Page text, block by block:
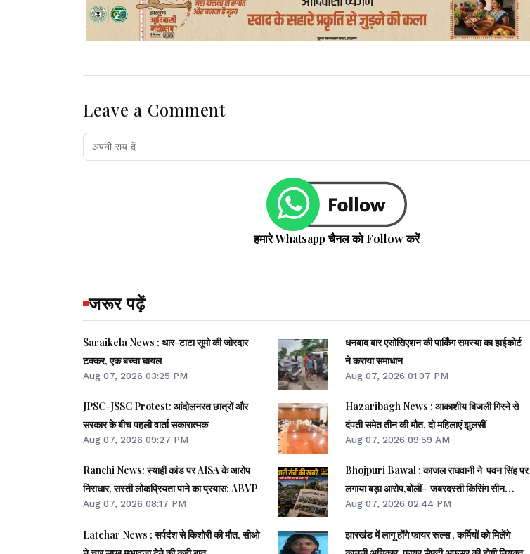
Leave a Comment
हमारे Whatsapp चैनल को Follow करें
जरूर पढ़ें
Saraikela News : थार-टाटा सूमो की जोरदार
टक्कर, एक बच्चा घायल
Aug 07, 2026 03:25 PM
JPSC-JSSC Protest: आंदोलनरत छात्रों और
सरकार के बीच पहली वार्ता सकारात्मक
Aug 07, 2026 09:27 PM
Ranchi News: स्याही कांड पर AISA के आरोप
निराधार, सस्ती लोकप्रियता पाने का प्रयास: ABVP
Aug 07, 2026 08:17 PM
Latehar News : सर्पदंश से किशोरी की मौत, सीओ
धनबाद बार एसोसिएशन की पार्किंग समस्या का हाईकोर्ट
ने कराया समाधान
Aug 07, 2026 01:07 PM
Hazaribagh News : आकाशीय बिजली गिरने से
दंपती समेत तीन की मौत, दो महिलाएं झुलसीं
Aug 07, 2026 09:59 AM
Bhojpuri Bawal : काजल राघवानी ने पवन सिंह पर
लगाया बड़ा आरोप,बोलीं– जबरदस्ती किसिंग सीन
करवाया...
Aug 07, 2026 02:44 PM
झारखंड में लागू होंगे फायर रूल्स , कर्मियों को मिलेंगे